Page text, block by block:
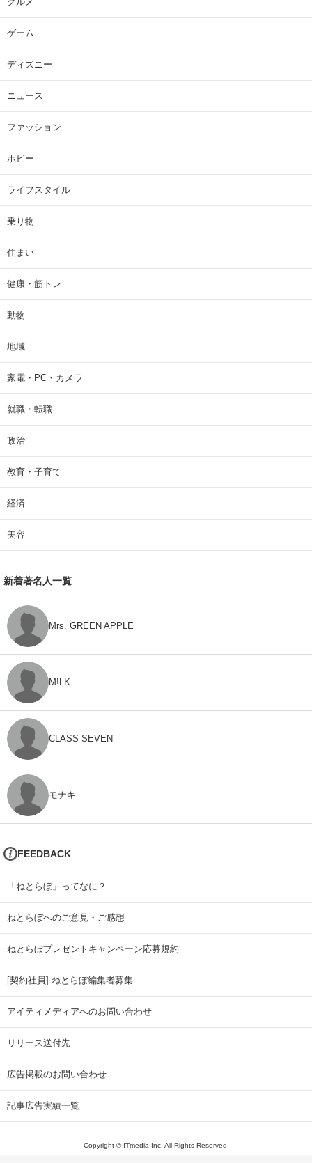
ゲーム
ディズニー
ニュース
ファッション
ホビー
ライフスタイル
乗り物
住まい
健康・筋トレ
動物
地域
家電・PC・カメラ
就職・転職
政治
教育・子育て
経済
美容
新着著名人一覧
Mrs. GREEN APPLE
M!LK
CLASS SEVEN
モナキ
FEEDBACK
「ねとらぼ」ってなに？
ねとらぼへのご意見・ご感想
ねとらぼプレゼントキャンペーン応募規約
[契約社員] ねとらぼ編集者募集
アイティメディアへのお問い合わせ
リリース送付先
広告掲載のお問い合わせ
記事広告実績一覧
Copyright © ITmedia Inc. All Rights Reserved.